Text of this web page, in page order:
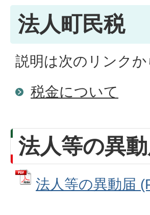
法人町民税
説明は次のリンク
税金について
法人等の異
法人等の異動届